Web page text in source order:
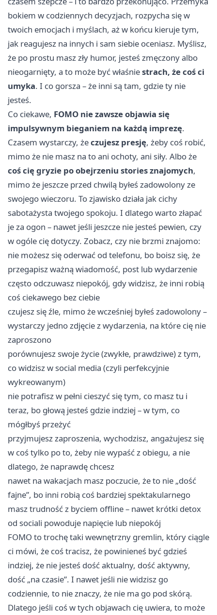
bokiem w codziennych decyzjach, rozpycha się w
twoich emocjach i myślach, aż w końcu kieruje tym,
jak reagujesz na innych i sam siebie oceniasz. Myślisz,
że po prostu masz zły humor, jesteś zmęczony albo
nieogarnięty, a to może być właśniestrach, że coś ci
umyka. I co gorsza – że inni są tam, gdzie ty nie
jesteś.
Co ciekawe, FOMO nie zawsze objawia się
impulsywnym bieganiem na każdą imprezę.
Czasem wystarczy, żeczujesz presję, żeby coś robić,
mimo że nie masz na to ani ochoty, ani siły. Albo że
coś cię gryzie po obejrzeniu stories znajomych,
mimo że jeszcze przed chwilą byłeś zadowolony ze
swojego wieczoru. To zjawisko działa jak cichy
sabotażysta twojego spokoju. I dlatego warto złapać
je za ogon – nawet jeśli jeszcze nie jesteś pewien, czy
w ogóle cię dotyczy. Zobacz, czy nie brzmi znajomo:
nie możesz się oderwać od telefonu, bo boisz się, że
przegapisz ważną wiadomość, post lub wydarzenie
często odczuwasz niepokój, gdy widzisz, że inni robią
coś ciekawego bez ciebie
czujesz się źle, mimo że wcześniej byłeś zadowolony –
wystarczy jedno zdjęcie z wydarzenia, na które cię nie
zaproszono
porównujesz swoje życie (zwykłe, prawdziwe) z tym,
co widzisz w social media (czyli perfekcyjnie
wykreowanym)
nie potrafisz w pełni cieszyć się tym, co masz tu i
teraz, bo głową jesteś gdzie indziej – w tym, co
mógłbyś przeżyć
przyjmujesz zaproszenia, wychodzisz, angażujesz się
w coś tylko po to, żeby nie wypaść z obiegu, a nie
dlatego, że naprawdę chcesz
nawet na wakacjach masz poczucie, że to nie „dość
fajne”, bo inni robią coś bardziej spektakularnego
masz trudność z byciem offline – nawet krótki detox
od sociali powoduje napięcie lub niepokój
FOMO to trochę taki wewnętrzny gremlin, który ciągle
ci mówi, że coś tracisz, że powinieneś być gdzieś
indziej, że nie jesteś dość aktualny, dość aktywny,
dość „na czasie”. I nawet jeśli nie widzisz go
codziennie, to nie znaczy, że nie ma go pod skórą.
Dlatego jeśli coś w tych objawach cię uwiera, to może